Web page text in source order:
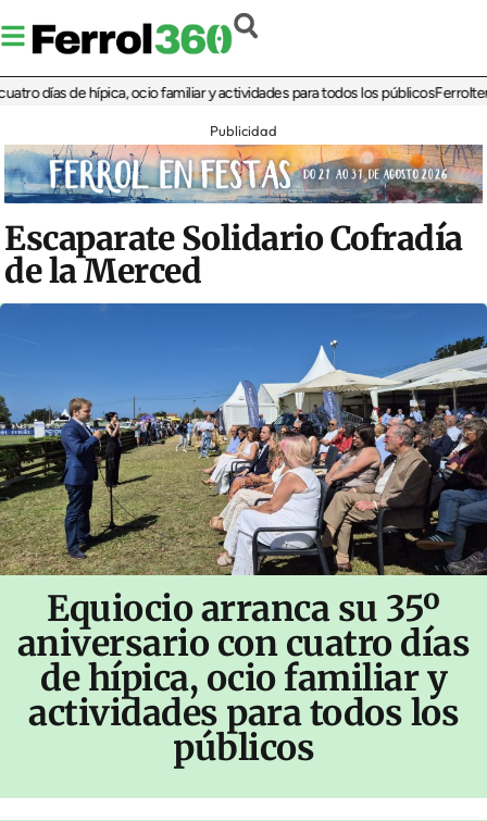
de hípica, ocio familiar y actividades para todos los públicosFerrolterra
Publicidad
Escaparate Solidario Cofradía
de la Merced
Equiocio arranca su 35º
aniversario con cuatro días
de hípica, ocio familiar y
actividades para todos los
públicos